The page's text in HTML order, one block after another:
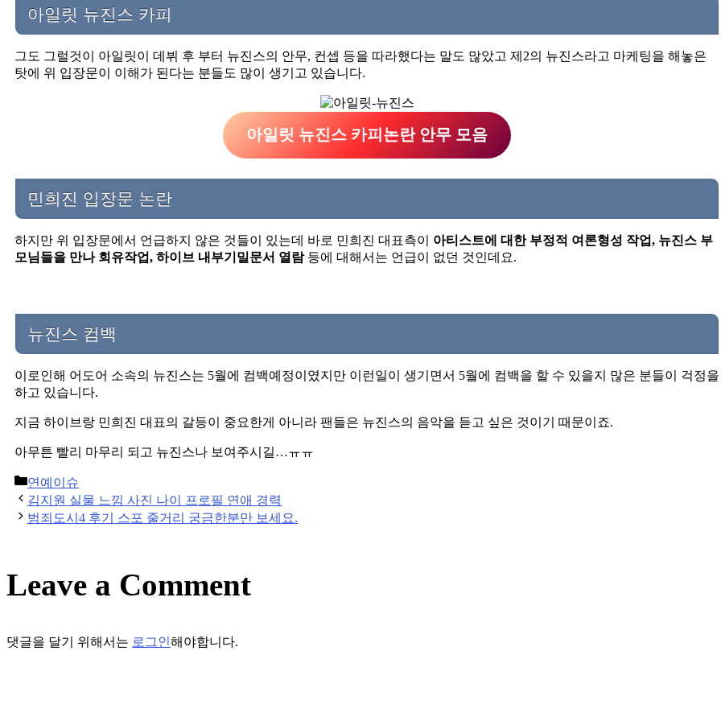
아일릿 뉴진스 카피
그도 그럴것이 아일릿이 데뷔 후 부터 뉴진스의 안무, 컨셉 등을 따라했다는 말도 많았고 제2의 뉴진스라고 마케팅을 해놓은
탓에 위 입장문이 이해가 된다는 분들도 많이 생기고 있습니다.
아일릿 뉴진스 카피논란 안무 모음
민희진 입장문 논란
하지만 위 입장문에서 언급하지 않은 것들이 있는데 바로 민희진 대표측이 아티스트에 대한 부정적 여론형성 작업, 뉴진스 부
모님들을 만나 회유작업, 하이브 내부기밀문서 열람등에 대해서는 언급이 없던 것인데요.
뉴진스 컴백
이로인해 어도어 소속의 뉴진스는 5월에 컴백예정이였지만 이런일이 생기면서 5월에 컴백을 할 수 있을지 많은 분들이 걱정을
하고 있습니다.
지금 하이브랑 민희진 대표의 갈등이 중요한게 아니라 팬들은 뉴진스의 음악을 듣고 싶은 것이기 때문이죠.
아무튼 빨리 마무리 되고 뉴진스나 보여주시길…ㅠㅠ
Categories
연예이슈
Post
navigation
김지원 실물 느낌 사진 나이 프로필 연애 경력
범죄도시4 후기 스포 줄거리 궁금한분만 보세요.
Leave a Comment
댓글을 달기 위해서는 로그인해야합니다.